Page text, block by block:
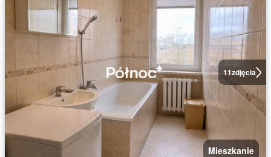
11zdjęcia
Mieszkanie